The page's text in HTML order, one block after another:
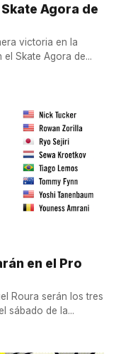
Agora de
victoria en la
Skate Agora de...
en el Pro
Roura serán los tres
sábado de la...